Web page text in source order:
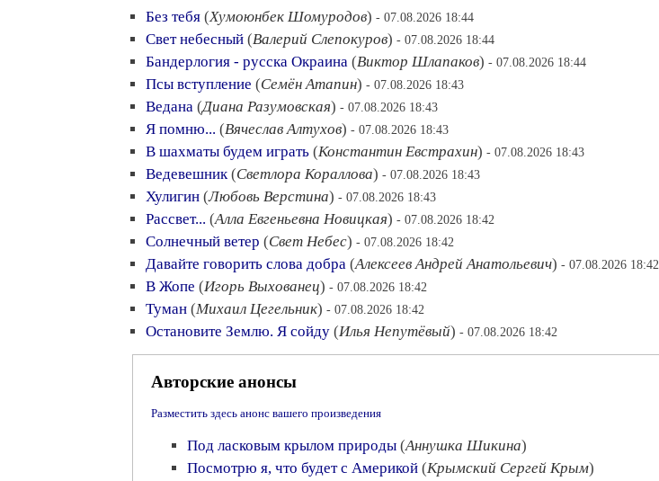
Без тебя (Хумоюнбек Шомуродов) - 07.08.2026 18:44
Свет небесный (Валерий Слепокуров) - 07.08.2026 18:44
Бандерлогия - русска Окраина (Виктор Шлапаков) - 07.08.2026 18:44
Псы вступление (Семён Атапин) - 07.08.2026 18:43
Ведана (Диана Разумовская) - 07.08.2026 18:43
Я помню... (Вячеслав Алтухов) - 07.08.2026 18:43
В шахматы будем играть (Константин Евстрахин) - 07.08.2026 18:43
Ведевешник(Светлора Кораллова) - 07.08.2026 18:43
Хулигин (Любовь Верстина) - 07.08.2026 18:43
Рассвет... (Алла Евгеньевна Новицкая) - 07.08.2026 18:42
Солнечный ветер (Свет Небес) - 07.08.2026 18:42
Давайте говорить слова добра (Алексеев Андрей Анатольевич) - 07.08.2026 18:42
В Жопе (Игорь Выхованец) - 07.08.2026 18:42
Туман (Михаил Цегельник) - 07.08.2026 18:42
Остановите Землю. Я сойду (Илья Непутёвый) - 07.08.2026 18:42
Авторские анонсы
Разместить здесь анонс вашего произведения
Под ласковым крылом природы (Аннушка Шикина)
Посмотрю я, что будет с Америкой (Крымский Сергей Крым)